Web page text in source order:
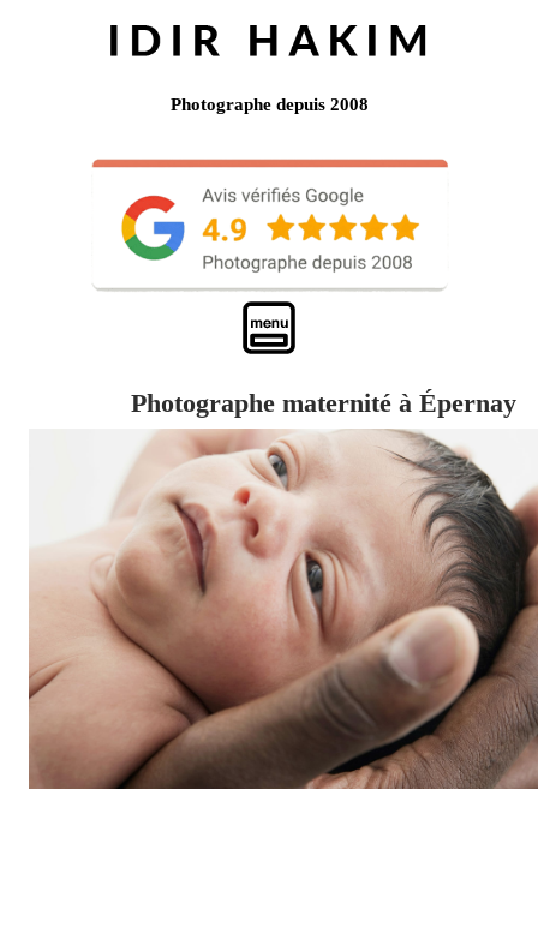
Photographe depuis 2008
Photographe maternité à Épernay